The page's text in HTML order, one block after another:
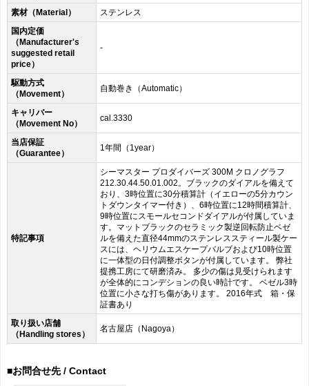
素材（Material）
ステンレス
国内定価
（Manufacturer's
suggested retail
price）
-
駆動方式
（Movement）
自動巻き（Automatic）
キャリバー
（Movement No）
cal.3330
当店保証
（Guarantee）
1年間（1year）
特記事項
シーマスター プロダイバーズ 300M クロノグラフ
212.30.44.50.01.002。ブラックのダイアルを備えて
おり、3時位置に30分積算計（イエローの5分カウン
トダウンタイマー付き）、6時位置に12時間積算計、
9時位置にスモールセコンドダイアルが付属していま
す。マットブラックのセラミック製逆回転防止ベゼ
ルを備えた直径44mmのステンレススティール製ケー
スには、ヘリウムエスケープバルブおよび10時位置
に一体型の日付調整ボタンが付属しています。 弊社
提携工房にて研磨済み。 多少の傷は見受けられます
が全体的にコンデションの良い時計です。 ベゼル3時
位置に小さな打ち傷があります。 2016年式 箱・保
証書あり
取り扱い店舗
（Handling stores）
名古屋店（Nagoya）
■お問合せ先 / Contact